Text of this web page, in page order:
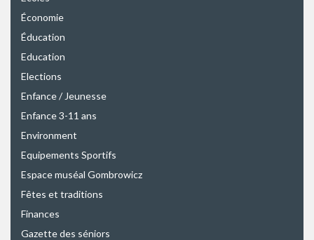
Économie
Éducation
Education
Elections
Enfance / Jeunesse
Enfance 3-11 ans
Environment
Equipements Sportifs
Espace muséal Gombrowicz
Fêtes et traditions
Finances
Gazette des séniors